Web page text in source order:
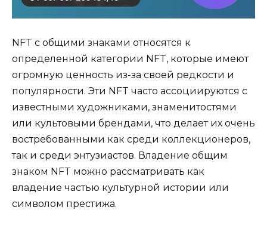
NFT с общими знаками относятся к
определенной категории NFT, которые имеют
огромную ценность из-за своей редкости и
популярности. Эти NFT часто ассоциируются с
известными художниками, знаменитостями
или культовыми брендами, что делает их очень
востребованными как среди коллекционеров,
так и среди энтузиастов. Владение общим
знаком NFT можно рассматривать как
владение частью культурной истории или
символом престижа.